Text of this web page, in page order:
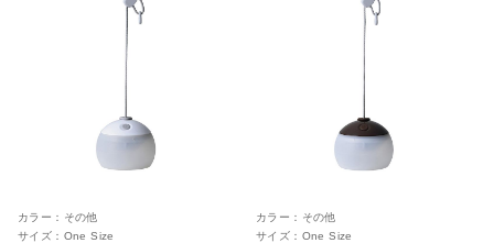
カラー： その他
サイズ： One Size
カラー： その他
サイズ： One Size